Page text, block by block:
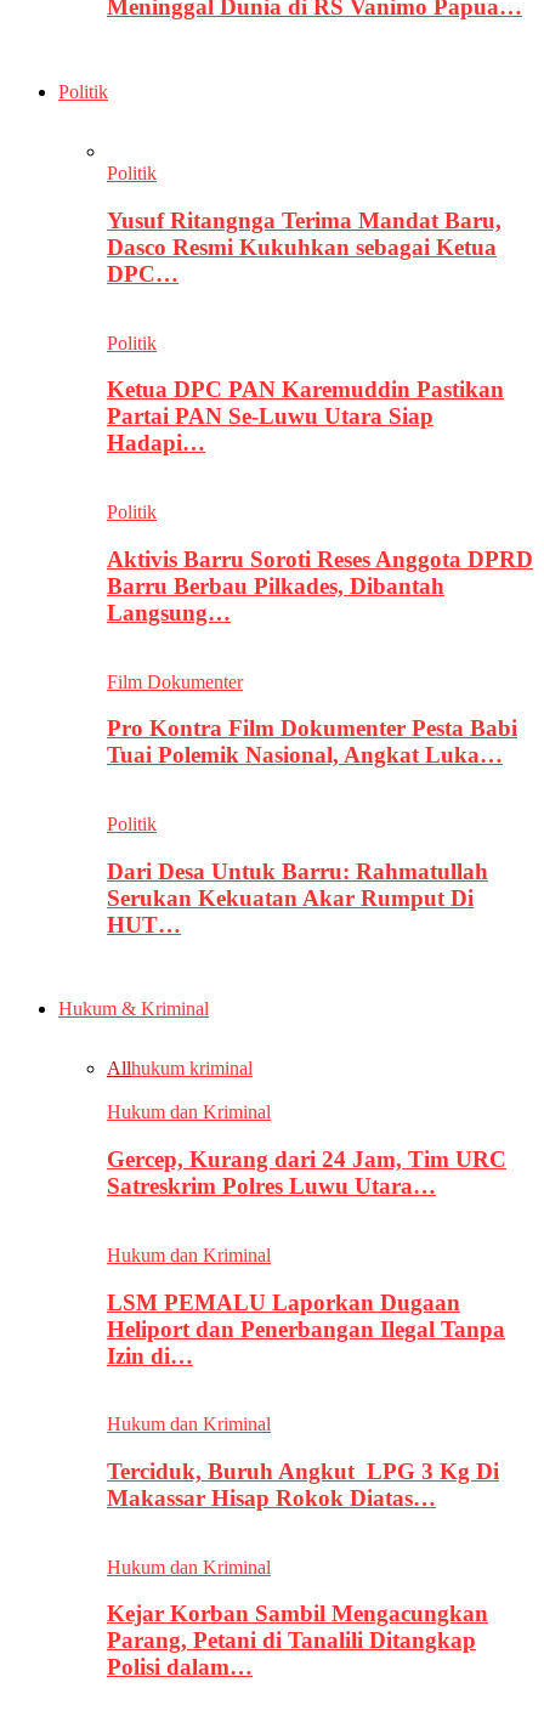
Meninggal Dunia di RS Vanimo Papua…
Politik
Politik
Yusuf Ritangnga Terima Mandat Baru,
Dasco Resmi Kukuhkan sebagai Ketua
DPC…
Politik
Ketua DPC PAN Karemuddin Pastikan
Partai PAN Se-Luwu Utara Siap
Hadapi…
Politik
Aktivis Barru Soroti Reses Anggota DPRD
Barru Berbau Pilkades, Dibantah
Langsung…
Film Dokumenter
Pro Kontra Film Dokumenter Pesta Babi
Tuai Polemik Nasional, Angkat Luka…
Politik
Dari Desa Untuk Barru: Rahmatullah
Serukan Kekuatan Akar Rumput Di
HUT…
Hukum & Kriminal
Allhukum kriminal
Hukum dan Kriminal
Gercep, Kurang dari 24 Jam, Tim URC
Satreskrim Polres Luwu Utara…
Hukum dan Kriminal
LSM PEMALU Laporkan Dugaan
Heliport dan Penerbangan Ilegal Tanpa
Izin di…
Hukum dan Kriminal
Terciduk, Buruh Angkut LPG 3 Kg Di
Makassar Hisap Rokok Diatas…
Hukum dan Kriminal
Kejar Korban Sambil Mengacungkan
Parang, Petani di Tanalili Ditangkap
Polisi dalam…